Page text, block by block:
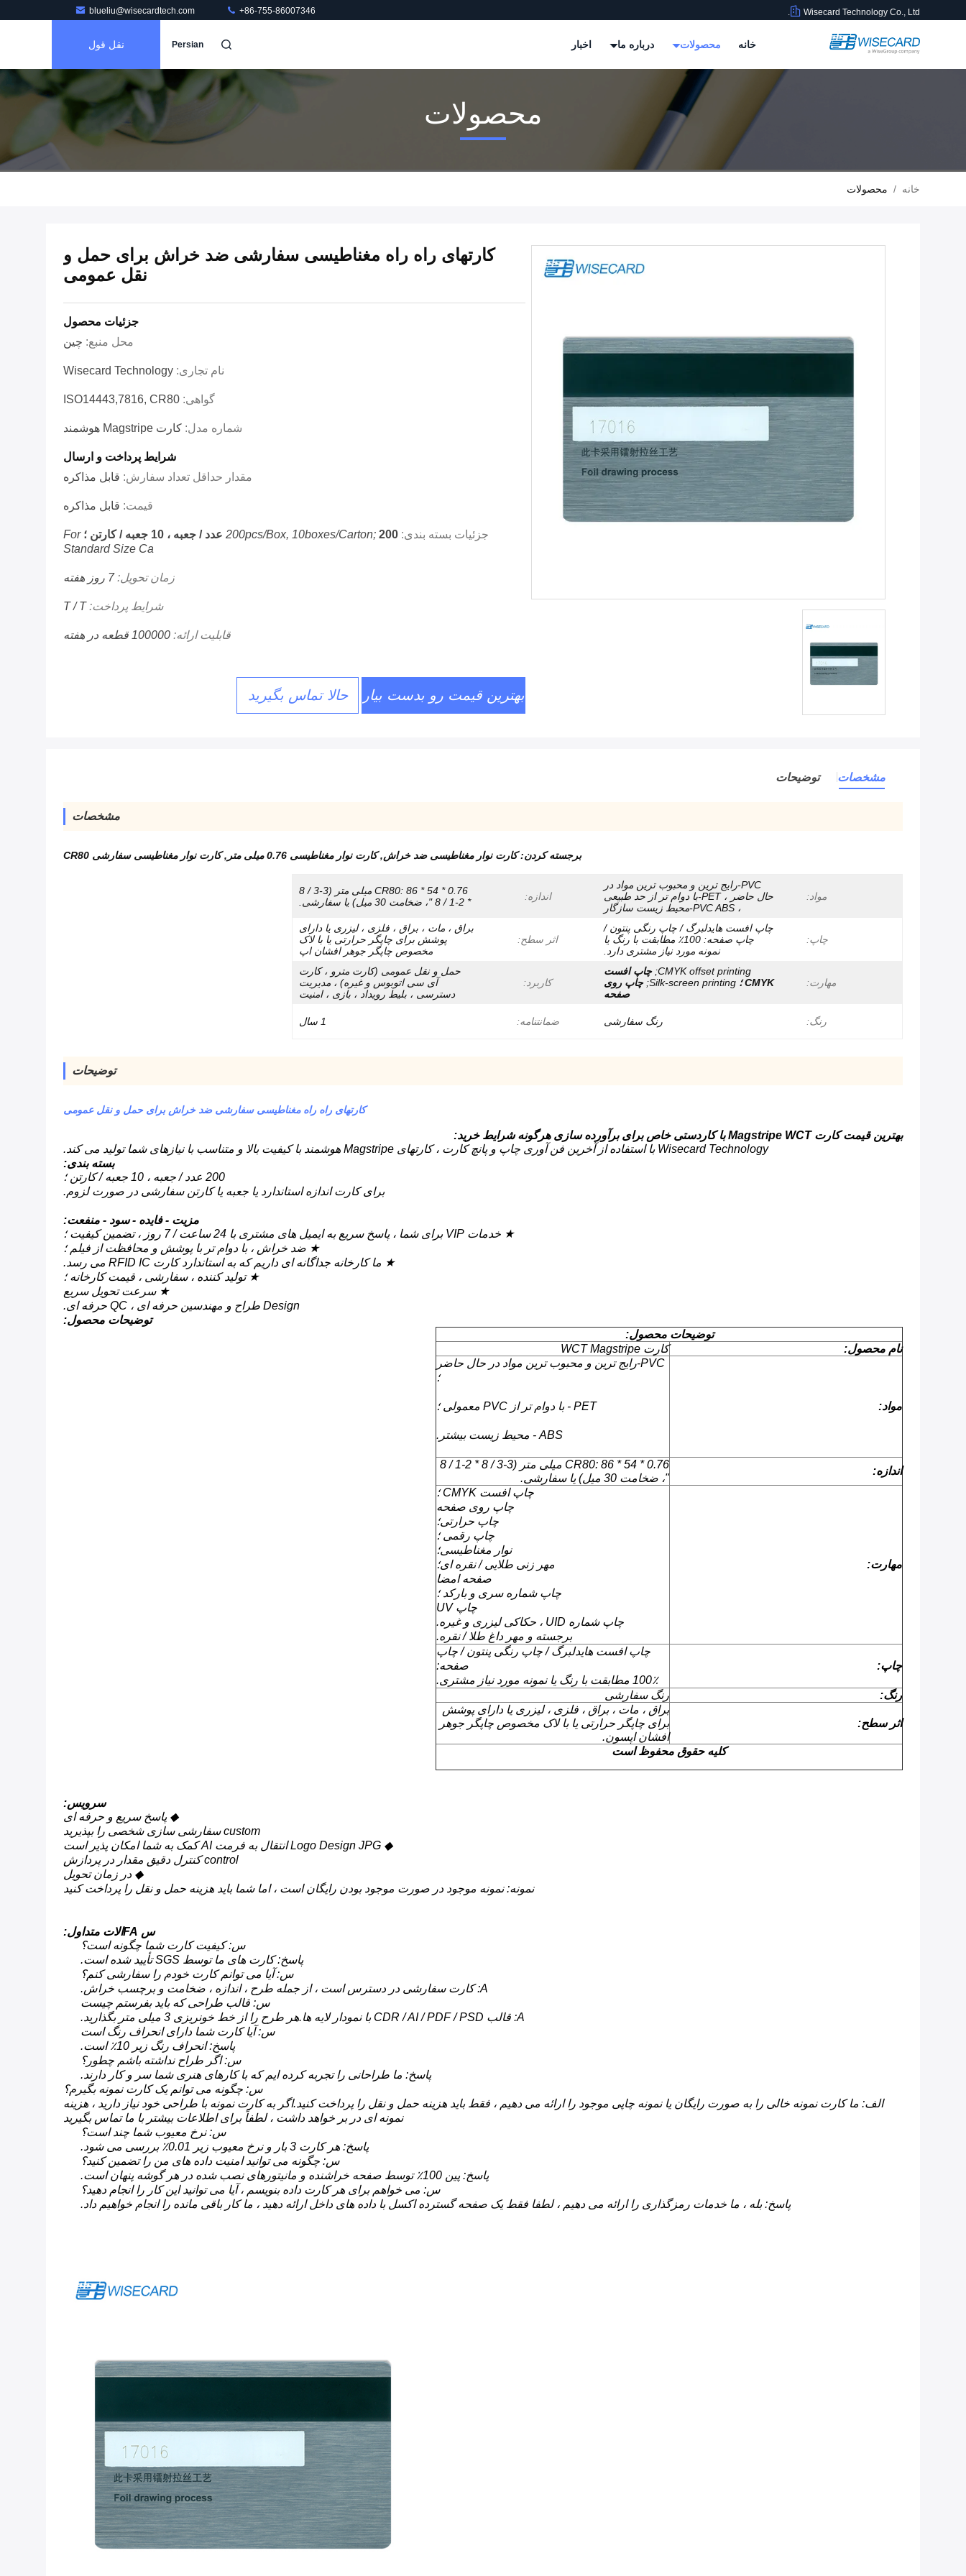
Wisecard Technology Co., Ltd.
blueliu@wisecardtech.com +86-755-86007346
خانه محصولات درباره ما اخبار Persian نقل قول
محصولات
خانه / محصولات
کارتهای راه راه مغناطیسی سفارشی ضد خراش برای حمل و
نقل عمومی
جزئیات محصول
محل منبع: چین
نام تجاری: Wisecard Technology
گواهی: ISO14443,7816, CR80
شماره مدل: کارت Magstripe هوشمند
شرایط پرداخت و ارسال
مقدار حداقل تعداد سفارش: قابل مذاکره
قیمت: قابل مذاکره
جزئیات بسته بندی: 200pcs/box, 10boxes/carton; 200 عدد / جعبه ، 10 جعبه / کارتن ؛
For
Standard Size Ca
زمان تحویل:7 روز هفته
شرایط پرداخت:T / T
قابلیت ارائه: 100000 قطعه در هفته
بهترین قیمت رو بدست بیار حالا تماس بگیرید
مشخصات توضیحات
مشخصات
برجسته کردن:کارت نوار مغناطیسی ضد خراش,کارت نوار مغناطیسی 0.76 میلی متر ,کارت نوار مغناطیسی سفارشی CR80
مواد:
PVC-رایج ترین و محبوب ترین مواد در
حال حاضر ، PET-با دوام تر از حد طبیعی
، PVC ABS-محیط زیست سازگار
اندازه:
CR80: 86 * 54 * 0.76 میلی متر (3-3 / 8
* 2-1 / 8 "، ضخامت 30 میل) یا سفارشی.
چاپ:
چاپ افست هایدلبرگ / چاپ رنگی پنتون /
چاپ صفحه: 100٪ مطابقت با رنگ یا
نمونه مورد نیاز مشتری دارد.
اثر سطح:
براق ، مات ، براق ، فلزی ، لیزری یا دارای
پوشش برای چاپگر حرارتی یا با لاک
مخصوص چاپگر جوهر افشان اپ
مهارت:
CMYK offset printing; چاپ افست
CMYK ؛
Silk-screen printing; چاپ روی
صفحه
کاربرد:
حمل و نقل عمومی (کارت مترو ، کارت
آی سی اتوبوس و غیره) ، مدیریت
دسترسی ، بلیط رویداد ، بازی ، امنیت
رنگ: رنگ سفارشی ضمانتنامه: 1 سال
توضیحات
کارتهای راه راه مغناطیسی سفارشی ضد خراش برای حمل و نقل عمومی
بهترین قیمت کارت Magstripe WCT با کاردستی خاص برای برآورده سازی هرگونه شرایط خرید
:
Wisecard Technology با استفاده از آخرین فن آوری چاپ و پانچ کارت ، کارتهای Magstripe هوشمند با کیفیت بالا و متناسب با نیازهای شما تولید می کند.
بسته بندی:
200 عدد / جعبه ، 10 جعبه / کارتن ؛
برای کارت اندازه استاندارد یا جعبه یا کارتن سفارشی در صورت لزوم.
مزیت - فایده - سود - منفعت:
★ خدمات VIP برای شما ، پاسخ سریع به ایمیل های مشتری با 24 ساعت / 7 روز ، تضمین کیفیت ؛
★ ضد خراش ، با دوام تر با پوشش و محافظت از فیلم ؛
★ ما کارخانه جداگانه ای داریم که به استاندارد کارت RFID IC می رسد.
★ تولید کننده ، سفارشی ، قیمت کارخانه ؛
★ سرعت تحویل سریع
Design طراح و مهندسین حرفه ای ، QC حرفه ای.
توضیحات محصول:
توضیحات محصول:
نام محصول:
کارت WCT Magstripe
مواد:
PVC-رایج ترین و محبوب ترین مواد در حال حاضر
؛
PET - با دوام تر از PVC معمولی ؛
ABS - محیط زیست بیشتر.
اندازه:
CR80: 86 * 54 * 0.76 میلی متر (3-3 / 8 * 2-1 / 8
"، ضخامت 30 میل) یا سفارشی.
مهارت:
چاپ افست CMYK ؛
چاپ روی صفحه
چاپ حرارتی؛
چاپ رقمی ؛
نوار مغناطیسی؛
مهر زنی طلایی / نقره ای؛
صفحه امضا
چاپ شماره سری و بارکد ؛
چاپ UV
چاپ شماره UID ، حکاکی لیزری و غیره.
برجسته و مهر داغ طلا / نقره.
چاپ:
چاپ افست هایدلبرگ / چاپ رنگی پنتون / چاپ
صفحه:
100٪ مطابقت با رنگ یا نمونه مورد نیاز مشتری.
رنگ:
رنگ سفارشی
اثر سطح:
براق ، مات ، براق ، فلزی ، لیزری یا دارای پوشش
برای چاپگر حرارتی یا با لاک مخصوص چاپگر جوهر
افشان اپسون.
کلیه حقوق محفوظ است
سرویس:
◆ پاسخ سریع و حرفه ای
custom سفارشی سازی شخصی را بپذیرید
◆ Logo Design JPG انتقال به فرمت AI کمک به شما امکان پذیر است
control کنترل دقیق مقدار در پردازش
◆ در زمان تحویل
نمونه: نمونه موجود در صورت موجود بودن رایگان است ، اما شما باید هزینه حمل و نقل را پرداخت کنید
س FAالات متداول:
س: کیفیت کارت شما چگونه است؟
پاسخ: کارت های ما توسط SGS تأیید شده است.
س: آیا می توانم کارت خودم را سفارشی کنم؟
A: کارت سفارشی در دسترس است ، از جمله طرح ، اندازه ، ضخامت و برچسب خراش.
س: قالب طراحی که باید بفرستم چیست
A: قالب CDR / AI / PDF / PSD با نمودار لایه ها.هر طرح را از خط خونریزی 3 میلی متر بگذارید.
س: آیا کارت شما دارای انحراف رنگ است
پاسخ: انحراف رنگ زیر 10٪ است.
س: اگر طراح نداشته باشم چطور؟
پاسخ: ما طراحانی را تجربه کرده ایم که با کارهای هنری شما سر و کار دارند.
س: چگونه می توانم یک کارت نمونه بگیرم؟
الف: ما کارت نمونه خالی را به صورت رایگان یا نمونه چاپی موجود را ارائه می دهیم ، فقط باید هزینه حمل و نقل را پرداخت کنید.اگر به کارت نمونه با طراحی خود نیاز دارید ، هزینه
نمونه ای در بر خواهد داشت ، لطفاً برای اطلاعات بیشتر با ما تماس بگیرید
س: نرخ معیوب شما چند است؟
پاسخ: هر کارت 3 بار و نرخ معیوب زیر 0.01٪ بررسی می شود.
س: چگونه می توانید امنیت داده های من را تضمین کنید؟
پاسخ: پین 100٪ توسط صفحه خراشنده و مانیتورهای نصب شده در هر گوشه پنهان است.
س: می خواهم برای هر کارت داده بنویسم ، آیا می توانید این کار را انجام دهید؟
پاسخ: بله ، ما خدمات رمزگذاری را ارائه می دهیم ، لطفا فقط یک صفحه گسترده اکسل با داده های داخل ارائه دهید ، ما کار باقی مانده را انجام خواهیم داد.